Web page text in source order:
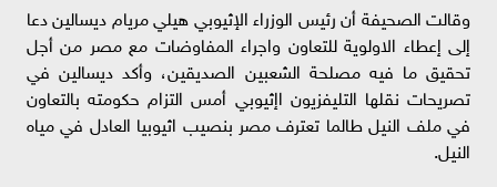
وقالت الصحيفة أن رئيس الوزراء الإثيوبي هيلي مريام ديسالين دعا
إلى إعطاء الاولوية للتعاون واجراء المفاوضات مع مصر من أجل
تحقيق ما فيه مصلحة الشعبين الصديقين، وأكد ديسالين في
تصريحات نقلها التليفزيون اإثيوبي أمس التزام حكومته بالتعاون
في ملف النيل طالما تعترف مصر بنصيب اثيوبيا العادل في مياه
النيل.